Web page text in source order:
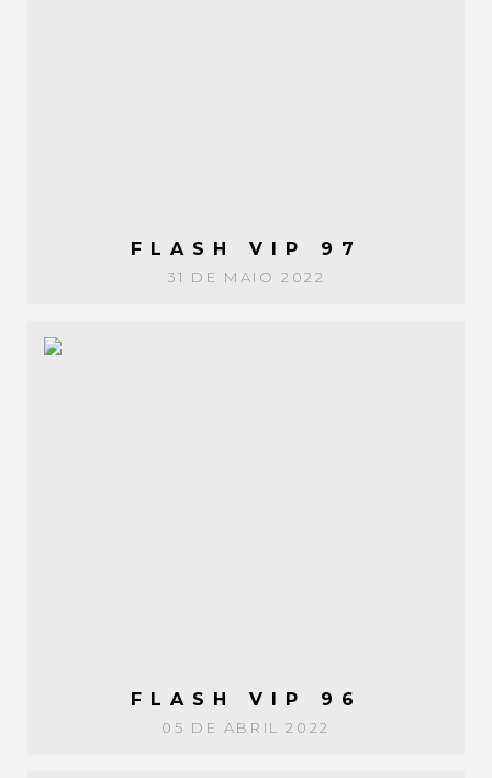
FLASH VIP 97
31 DE MAIO 2022
FLASH VIP 96
05 DE ABRIL 2022